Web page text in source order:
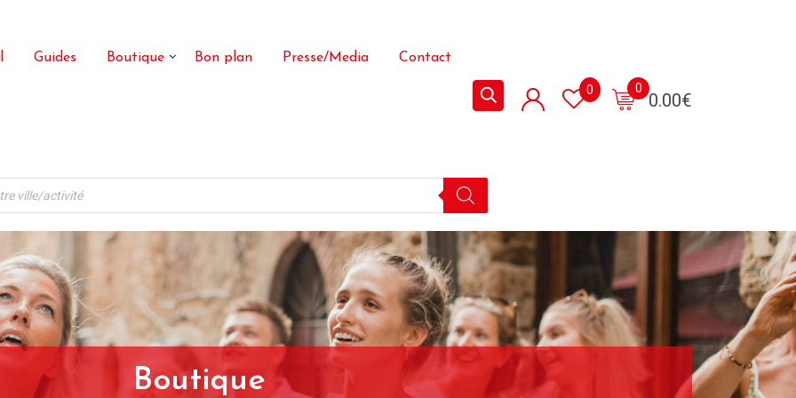
Guides Boutique Bon plan Presse/Media Contact
0.00€
0
0
Boutique